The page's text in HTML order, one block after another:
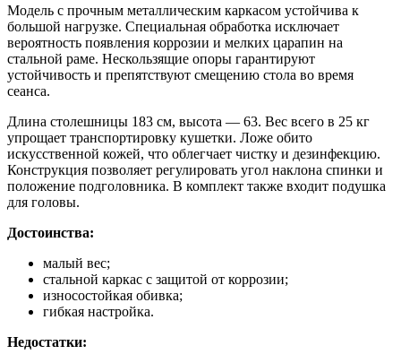
Модель с прочным металлическим каркасом устойчива к
большой нагрузке. Специальная обработка исключает
вероятность появления коррозии и мелких царапин на
стальной раме. Нескользящие опоры гарантируют
устойчивость и препятствуют смещению стола во время
сеанса.
Длина столешницы 183 см, высота — 63. Вес всего в 25 кг
упрощает транспортировку кушетки. Ложе обито
искусственной кожей, что облегчает чистку и дезинфекцию.
Конструкция позволяет регулировать угол наклона спинки и
положение подголовника. В комплект также входит подушка
для головы.
Достоинства:
малый вес;
стальной каркас с защитой от коррозии;
износостойкая обивка;
гибкая настройка.
Недостатки: